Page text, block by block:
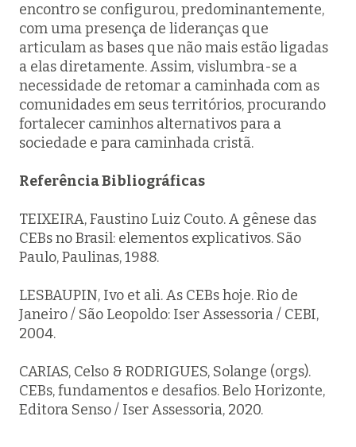
encontro se configurou, predominantemente,
com uma presença de lideranças que
articulam as bases que não mais estão ligadas
a elas diretamente. Assim, vislumbra-se a
necessidade de retomar a caminhada com as
comunidades em seus territórios, procurando
fortalecer caminhos alternativos para a
sociedade e para caminhada cristã.
Referência Bibliográficas
TEIXEIRA, Faustino Luiz Couto.A gênese das
CEBs no Brasil: elementos explicativos. São
Paulo, Paulinas, 1988.
LESBAUPIN, Ivo et ali.As CEBs hoje.Rio de
Janeiro / São Leopoldo: Iser Assessoria / CEBI,
2004.
CARIAS, Celso & RODRIGUES, Solange (orgs).
CEBs, fundamentos e desafios.Belo Horizonte,
Editora Senso / Iser Assessoria, 2020.